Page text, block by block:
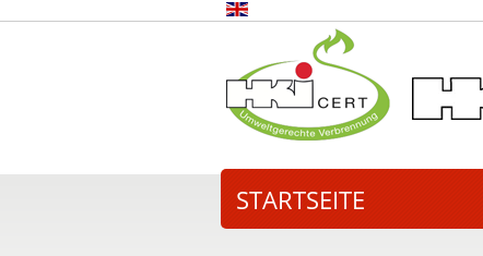
STARTSEITE